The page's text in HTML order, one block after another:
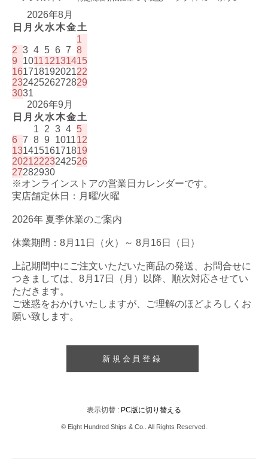
2026年8月
日 月 火 水木金土
1
2 3 4 5 6 7 8
9
101112131415
16171819202122
23242526272829
3031
2026年9月
日 月 火 水木金土
1
2 3 4 5
6 7 8 9 101112
13141516171819
20212223242526
27282930
※オンラインストアの営業日カレンダーです。
実店舗定休日：月曜/火曜
2026年 夏季休業のご案内
休業期間：8月11日（火）～ 8月16日（日）
上記期間中にご注文いただいた商品の発送、お問合せに
つきましては、8月17日（月）以降、順次対応させてい
ただきます。
ご迷惑をおかけいたしますが、ご理解のほどよろしくお
願い致します。
新規会員登録
表示切替 : PC版に切り替える
© Eight Hundred Ships & Co.. All Rights Reserved.